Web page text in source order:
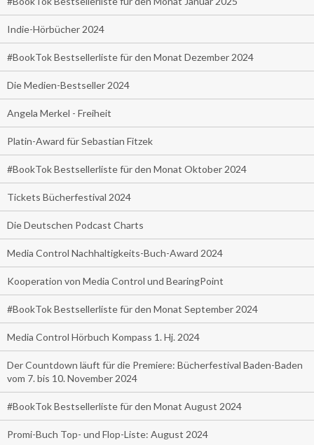
Indie-Hörbücher 2024
#BookTok Bestsellerliste für den Monat Dezember 2024
Die Medien-Bestseller 2024
Angela Merkel - Freiheit
Platin-Award für Sebastian Fitzek
#BookTok Bestsellerliste für den Monat Oktober 2024
Tickets Bücherfestival 2024
Die Deutschen Podcast Charts
Media Control Nachhaltigkeits-Buch-Award 2024
Kooperation von Media Control und BearingPoint
#BookTok Bestsellerliste für den Monat September 2024
Media Control Hörbuch Kompass 1. Hj. 2024
Der Countdown läuft für die Premiere: Bücherfestival Baden-Baden
vom 7. bis 10. November 2024
#BookTok Bestsellerliste für den Monat August 2024
Promi-Buch Top- und Flop-Liste: August 2024